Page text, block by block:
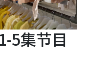
5集节目